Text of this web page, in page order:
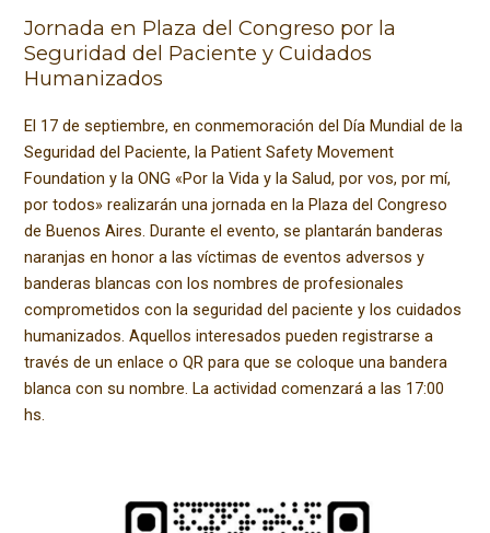
Jornada en Plaza del Congreso por la
Seguridad del Paciente y Cuidados
Humanizados
El 17 de septiembre, en conmemoración del Día Mundial de la
Seguridad del Paciente, la Patient Safety Movement
Foundation y la ONG «Por la Vida y la Salud, por vos, por mí,
por todos» realizarán una jornada en la Plaza del Congreso
de Buenos Aires. Durante el evento, se plantarán banderas
naranjas en honor a las víctimas de eventos adversos y
banderas blancas con los nombres de profesionales
comprometidos con la seguridad del paciente y los cuidados
humanizados. Aquellos interesados pueden registrarse a
través de un enlace o QR para que se coloque una bandera
blanca con su nombre. La actividad comenzará a las 17:00
hs.